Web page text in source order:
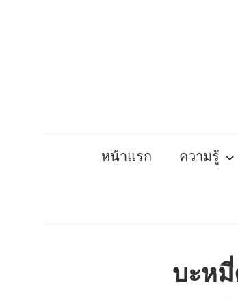
หน้าแรก ความรู้
บะห